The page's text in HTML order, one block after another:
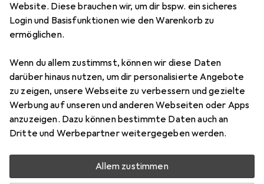
Website. Diese brauchen wir, um dir bspw. ein sicheres
Login und Basisfunktionen wie den Warenkorb zu
ermöglichen.
Wenn du allem zustimmst, können wir diese Daten
darüber hinaus nutzen, um dir personalisierte Angebote
zu zeigen, unsere Webseite zu verbessern und gezielte
Werbung auf unseren und anderen Webseiten oder Apps
anzuzeigen. Dazu können bestimmte Daten auch an
Dritte und Werbepartner weitergegeben werden.
Allem zustimmen
DiposBlickschutzfolie 4-Way Privacy
Preis in EUR inkl. MwSt.
EUR
13,95
1
Bewertungen Marke
Mehr von Dipos
Di, 11.8. geliefert
Mehr als 10 Stück an Lager beim Drittanbieter